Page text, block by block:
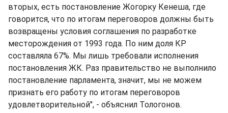
вторых, есть постановление Жогорку Кенеша, где
говорится, что по итогам переговоров должны быть
возвращены условия соглашения по разработке
месторождения от 1993 года. По ним доля КР
составляла 67%. Мы лишь требовали исполнения
постановления ЖК. Раз правительство не выполнило
постановление парламента, значит, мы не можем
признать его работу по итогам переговоров
удовлетворительной", - объяснил Тологонов.